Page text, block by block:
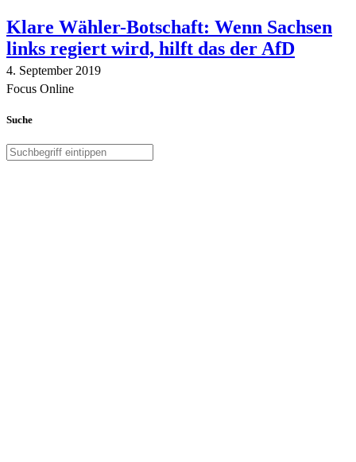
Klare Wähler-Botschaft: Wenn Sachsen
links regiert wird, hilft das der AfD
4. September 2019
Focus Online
Suche